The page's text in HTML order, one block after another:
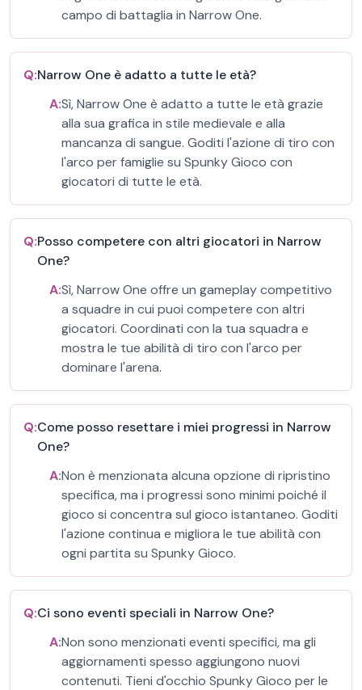
campo di battaglia in Narrow One.
Q:Narrow One è adatto a tutte le età?
A:Sì, Narrow One è adatto a tutte le età grazie
alla sua grafica in stile medievale e alla
mancanza di sangue. Goditi l'azione di tiro con
l'arco per famiglie su Spunky Gioco con
giocatori di tutte le età.
Q:Posso competere con altri giocatori in Narrow
One?
A:Sì, Narrow One offre un gameplay competitivo
a squadre in cui puoi competere con altri
giocatori. Coordinati con la tua squadra e
mostra le tue abilità di tiro con l'arco per
dominare l'arena.
Q:Come posso resettare i miei progressi in Narrow
One?
A:Non è menzionata alcuna opzione di ripristino
specifica, ma i progressi sono minimi poiché il
gioco si concentra sul gioco istantaneo. Goditi
l'azione continua e migliora le tue abilità con
ogni partita su Spunky Gioco.
Q:Ci sono eventi speciali in Narrow One?
A:Non sono menzionati eventi specifici, ma gli
aggiornamenti spesso aggiungono nuovi
contenuti. Tieni d'occhio Spunky Gioco per le